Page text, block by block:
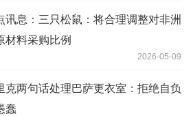
讯息：三只松鼠：将合理调整对非洲
材料采购比例
2026-05-09
克两句话处理巴萨更衣室：拒绝自负
蠢